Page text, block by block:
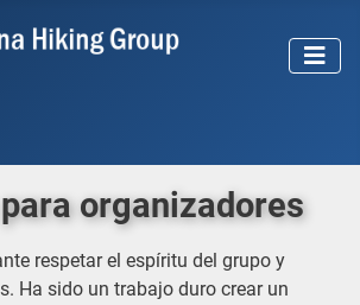
su idioma
organizadores
respetar el espíritu del grupo y
Ha sido un trabajo duro crear un